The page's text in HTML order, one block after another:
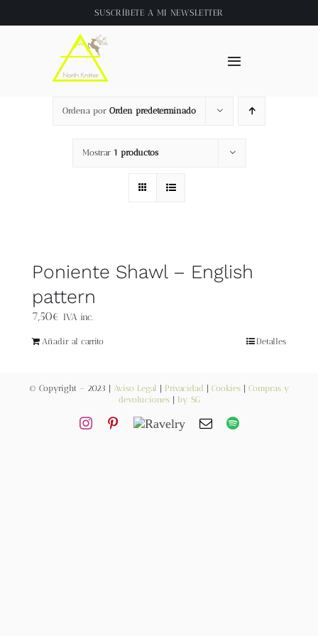
al
SUSCRÍBETE A MI NEWSLETTER
Toggle
Inicio
About
Tienda
Videos
Newsletter
Ordena por Orden predeterminado
Mostrar 1 productos
Poniente Shawl – English
pattern
7,50€ IVA inc.
Añadir al carrito Detalles
© Copyright – 2023 | Aviso Legal Privacidad Cookies| Compras y
devoluciones| by SG